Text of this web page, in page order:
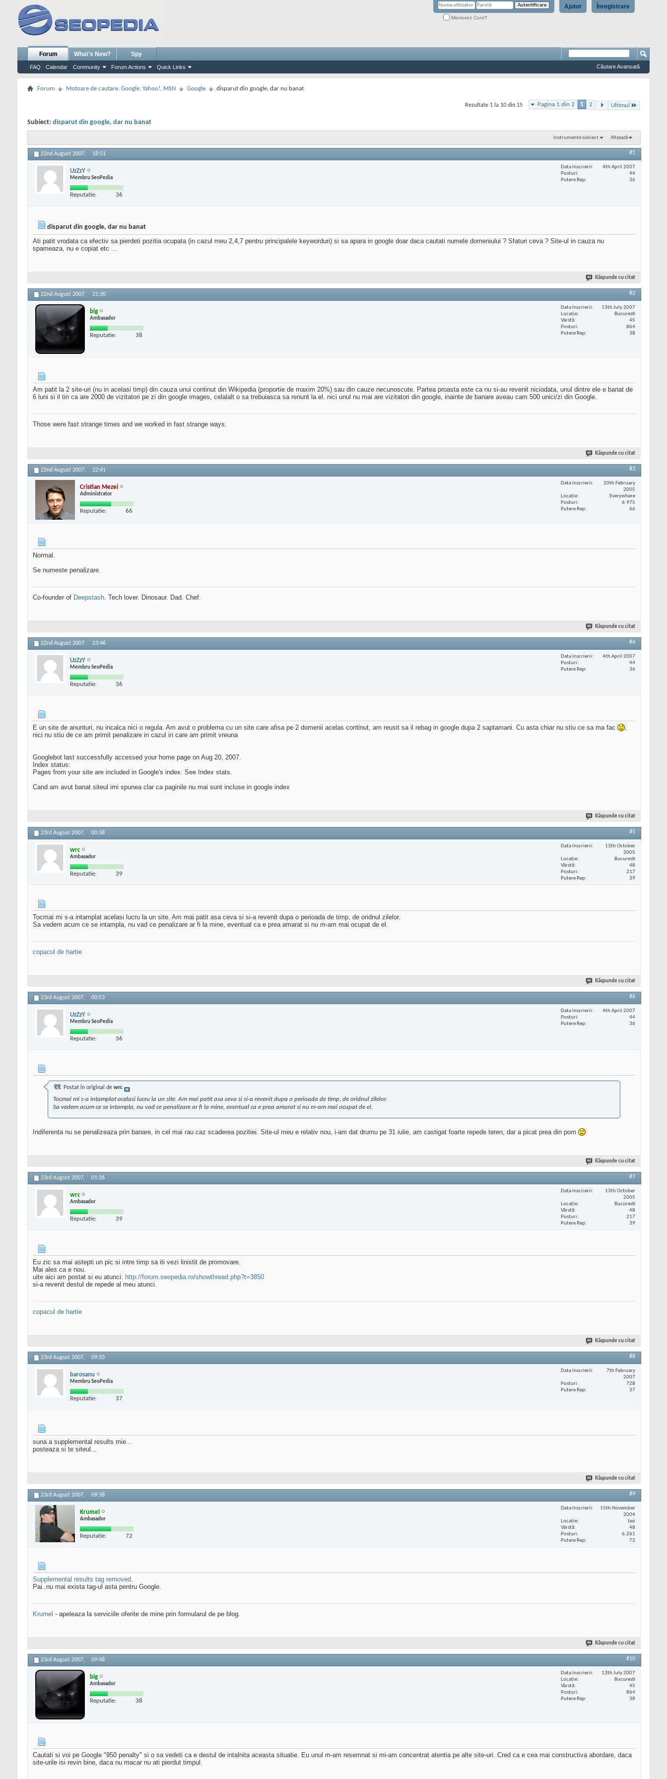
Înregistrare
Ajutor
Memorez Cont?
Forum
FAQ Calendar Community Forum Actions Quick Links
What's New? Spy
Căutare Avansată
Forum Motoare de cautare. Google, Yahoo!, MSN Google disparut din google, dar nu banat
Pagina 1 din 2 1 2 Ultimul
Rezultate 1 la 10 din 15
Subiect: disparut din google, dar nu banat
Instrumente subiect Afișează
22nd August 2007, 18:51 #1
UzZzY
Membru SeoPedia
Reputatie: 36
Data înscrierii
4th April 2007
Posturi
44
Putere Rep
36
disparut din google, dar nu banat
Ati patit vrodata ca efectiv sa pierdeti pozitia ocupata (in cazul meu 2,4,7 pentru principalele keyworduri) si sa apara in google doar daca cautati numele domeniului ? Sfaturi ceva ? Site-ul in cauza nu
spameaza, nu e copiat etc ...
Răspunde cu citat
22nd August 2007, 21:30 #2
big
Ambasador
Reputatie: 38
Data înscrierii
13th July 2007
Locaţie
Bucuresti
Vârstă
45
Posturi
864
Putere Rep
38
Am patit la 2 site-uri (nu in acelasi timp) din cauza unui continut din Wikipedia (proportie de maxim 20%) sau din cauze necunoscute. Partea proasta este ca nu si-au revenit niciodata, unul dintre ele e banat de
6 luni si il tin ca are 2000 de vizitatori pe zi din google images, celalalt o sa trebuiasca sa renunt la el. nici unul nu mai are vizitatori din google, inainte de banare aveau cam 500 unici/zi din Google.
Those were fast strange times and we worked in fast strange ways.
Răspunde cu citat
22nd August 2007, 22:41 #3
Cristian Mezei
Administrator
Reputatie: 66
Data înscrierii
20th February
2005
Locaţie
Everywhere
Posturi
6.975
Putere Rep
66
Normal.
Se numeste penalizare.
Co-founder of Deepstash. Tech lover. Dinosaur. Dad. Chef.
Răspunde cu citat
22nd August 2007, 23:46 #4
UzZzY
Membru SeoPedia
Reputatie: 36
Data înscrierii
4th April 2007
Posturi
44
Putere Rep
36
E un site de anunturi, nu incalca nici o regula. Am avut o problema cu un site care afisa pe 2 domenii acelas continut, am reusit sa il rebag in google dupa 2 saptamani. Cu asta chiar nu stiu ce sa ma fac
,
nici nu stiu de ce am primit penalizare in cazul in care am primit vreuna
Googlebot last successfully accessed your home page on Aug 20, 2007.
Index status:
Pages from your site are included in Google's index. See Index stats.
Cand am avut banat siteul imi spunea clar ca paginile nu mai sunt incluse in google index
Răspunde cu citat
23rd August 2007, 00:38 #5
wrc
Ambasador
Reputatie: 39
Data înscrierii
13th October
2005
Locaţie
Bucuresti
Vârstă
48
Posturi
217
Putere Rep
39
Tocmai mi s-a intamplat acelasi lucru la un site. Am mai patit asa ceva si si-a revenit dupa o perioada de timp, de oridnul zilelor.
Sa vedem acum ce se intampla, nu vad ce penalizare ar fi la mine, eventual ca e prea amarat si nu m-am mai ocupat de el.
copacul de hartie
Răspunde cu citat
23rd August 2007, 00:53 #6
UzZzY
Membru SeoPedia
Reputatie: 36
Data înscrierii
4th April 2007
Posturi
44
Putere Rep
36
Postat în original de wrc
Tocmai mi s-a intamplat acelasi lucru la un site. Am mai patit asa ceva si si-a revenit dupa o perioada de timp, de oridnul zilelor.
Sa vedem acum ce se intampla, nu vad ce penalizare ar fi la mine, eventual ca e prea amarat si nu m-am mai ocupat de el.
Indiferenta nu se penalizeaza prin banare, in cel mai rau caz scaderea pozitiei. Site-ul meu e relativ nou, i-am dat drumu pe 31 iulie, am castigat foarte repede teren, dar a picat prea din pom
Răspunde cu citat
23rd August 2007, 01:26 #7
wrc
Ambasador
Reputatie: 39
Data înscrierii
13th October
2005
Locaţie
Bucuresti
Vârstă
48
Posturi
217
Putere Rep
39
Eu zic sa mai astepti un pic si intre timp sa iti vezi linistit de promovare.
Mai ales ca e nou.
uite aici am postat si eu atunci: http://forum.seopedia.ro/showthread.php?t=3850
si-a revenit destul de repede al meu atunci.
copacul de hartie
Răspunde cu citat
23rd August 2007, 09:33 #8
barosanu
Membru SeoPedia
Reputatie: 37
Data înscrierii
7th February
2007
Posturi
728
Putere Rep
37
suna a supplemental results mie...
posteaza si te siteul...
Răspunde cu citat
23rd August 2007, 09:38 #9
Krumel
Ambasador
Reputatie: 72
Data înscrierii
15th November
2004
Locaţie
Iasi
Vârstă
48
Posturi
6.261
Putere Rep
72
Supplemental results tag removed.
Pai..nu mai exista tag-ul asta pentru Google.
Krumel - apeleaza la serviciile oferite de mine prin formularul de pe blog.
Răspunde cu citat
23rd August 2007, 09:48 #10
big
Ambasador
Reputatie: 38
Data înscrierii
13th July 2007
Locaţie
Bucuresti
Vârstă
45
Posturi
864
Putere Rep
38
Cautati si voi pe Google "950 penalty" si o sa vedeti ca e destul de intalnita aceasta situatie. Eu unul m-am resemnat si mi-am concentrat atentia pe alte site-uri. Cred ca e cea mai constructiva abordare, daca
site-urile isi revin bine, daca nu macar nu ati pierdut timpul.